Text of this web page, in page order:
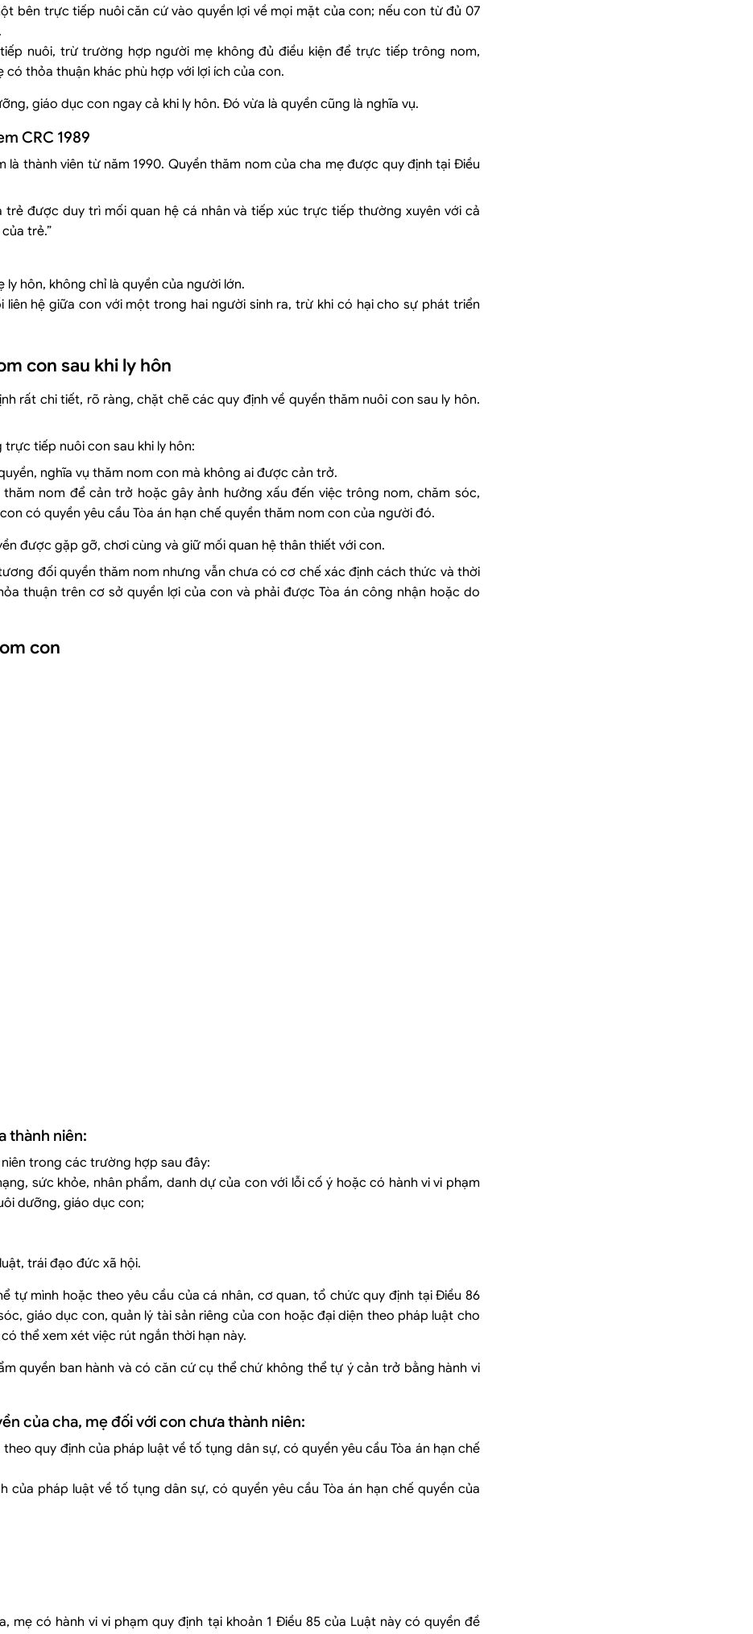
bên trực tiếp nuôi căn cứ vào quyền lợi về mọi mặt của con; nếu con từ đủ 07
nuôi, trừ trường hợp người mẹ không đủ điều kiện để trực tiếp trông nom,
thỏa thuận khác phù hợp với lợi ích của con.
giáo dục con ngay cả khi ly hôn. Đó vừa là quyền cũng là nghĩa vụ.
CRC 1989
là thành viên từ năm 1990. Quyền thăm nom của cha mẹ được quy định tại Điều
được duy trì mối quan hệ cá nhân và tiếp xúc trực tiếp thường xuyên với cả
trẻ.”
hôn, không chỉ là quyền của người lớn.
hệ giữa con với một trong hai người sinh ra, trừ khi có hại cho sự phát triển
con sau khi ly hôn
rất chi tiết, rõ ràng, chặt chẽ các quy định về quyền thăm nuôi con sau ly hôn.
tiếp nuôi con sau khi ly hôn:
nghĩa vụ thăm nom con mà không ai được cản trở.
nom để cản trở hoặc gây ảnh hưởng xấu đến việc trông nom, chăm sóc,
có quyền yêu cầu Tòa án hạn chế quyền thăm nom con của người đó.
được gặp gỡ, chơi cùng và giữ mối quan hệ thân thiết với con.
đối quyền thăm nom nhưng vẫn chưa có cơ chế xác định cách thức và thời
thuận trên cơ sở quyền lợi của con và phải được Tòa án công nhận hoặc do
con
thành niên:
trong các trường hợp sau đây:
sức khỏe, nhân phẩm, danh dự của con với lỗi cố ý hoặc có hành vi vi phạm
dưỡng, giáo dục con;
trái đạo đức xã hội.
tự mình hoặc theo yêu cầu của cá nhân, cơ quan, tổ chức quy định tại Điều 86
giáo dục con, quản lý tài sản riêng của con hoặc đại diện theo pháp luật cho
thể xem xét việc rút ngắn thời hạn này.
quyền ban hành và có căn cứ cụ thể chứ không thể tự ý cản trở bằng hành vi
của cha, mẹ đối với con chưa thành niên:
quy định của pháp luật về tố tụng dân sự, có quyền yêu cầu Tòa án hạn chế
của pháp luật về tố tụng dân sự, có quyền yêu cầu Tòa án hạn chế quyền của
mẹ có hành vi vi phạm quy định tại khoản 1 Điều 85 của Luật này có quyền đề